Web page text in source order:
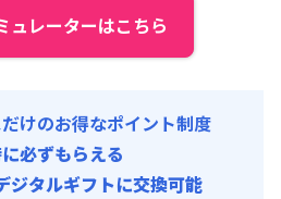
ュレーターはこちら
けのお得なポイント制度
必ずもらえる
ジタルギフトに交換可能